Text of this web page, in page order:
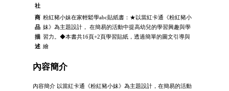
社
商
品
描
述
粉紅豬小妹在家輕鬆學abc貼紙書：★以當紅卡通《粉紅豬小
妹》為主題設計， 在簡易的活動中提高幼兒的學習興趣與學
習力。◆本書共16頁+2頁學習貼紙，透過簡單的圖文引導與
繪
內容簡介
內容簡介 以當紅卡通《粉紅豬小妹》為主題設計，在簡易的活動